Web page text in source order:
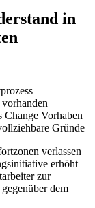
in
Change Vorhaben
Gründe
verlassen
erhöht
zur
dem